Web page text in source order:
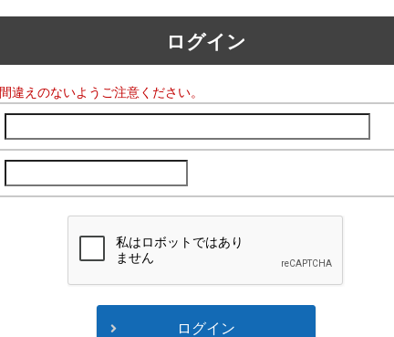
ログイン
違えのないようご注意ください。